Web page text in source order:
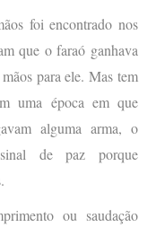
foi encontrado nos
que o faraó ganhava
para ele. Mas tem
uma época em que
alguma arma, o
de paz porque
ou saudação